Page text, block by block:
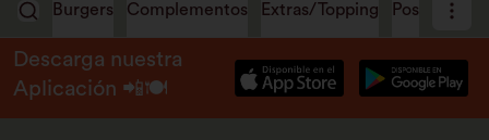
Burgers Complementos Extras/Topping Postres
Descarga nuestra
Aplicación 📲🍽️